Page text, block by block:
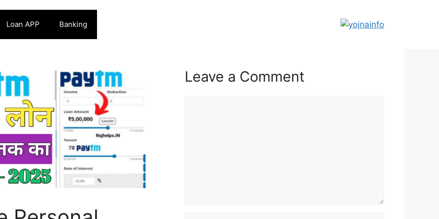
Loan APP Banking
Leave a Comment